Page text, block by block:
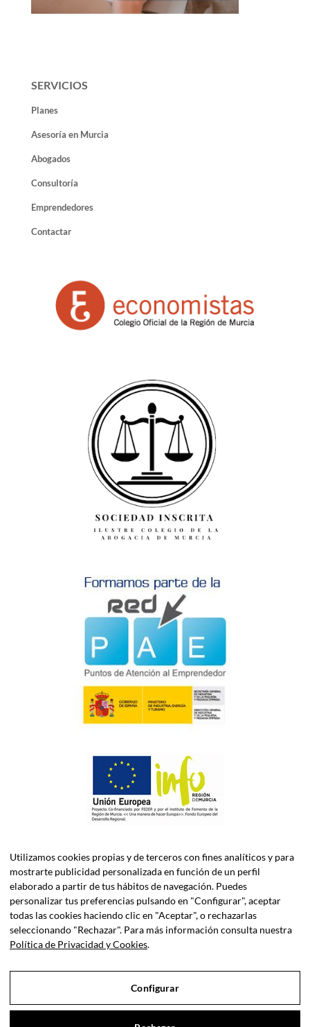
SERVICIOS
Planes
Asesoría en Murcia
Abogados
Consultoría
Emprendedores
Contactar
ASELEC CONSULTORES, S.L.P. es una firma especializada en
Asesoría Fiscal, Contable, Laboral y Jurídica, así como
Sociedad Profesional Inscrita en el Registro de Sociedades
Iltre. Colegio de Abogados de Murcia.
Utilizamos cookies propias y de terceros con fines analíticos y para
mostrarte publicidad personalizada en función de un perfil
elaborado a partir de tus hábitos de navegación. Puedes
personalizar tus preferencias pulsando en "Configurar", aceptar
todas las cookies haciendo clic en "Aceptar", o rechazarlas
seleccionando "Rechazar". Para más información consulta nuestra
Política de Privacidad y Cookies.
Configurar